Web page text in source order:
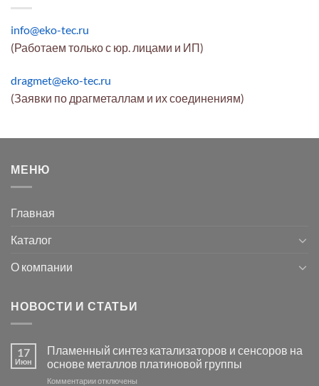
info@eko-tec.ru
(Работаем только с юр. лицами и ИП)
dragmet@eko-tec.ru
(Заявки по драгметаллам и их соединениям)
МЕНЮ
Главная
Каталог
О компании
НОВОСТИ И СТАТЬИ
17
Июн
Пламенный синтез катализаторов и сенсоров на
основе металлов платиновой группы
Комментариикотключены